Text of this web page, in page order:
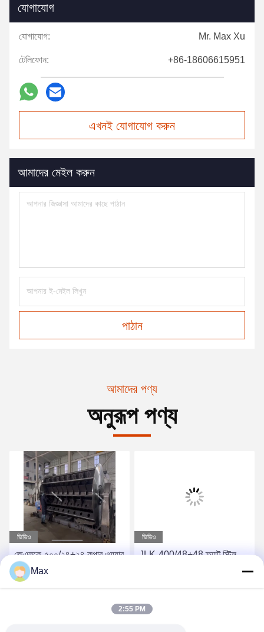
যোগাযোগ
যোগাযোগ: Mr. Max Xu
টেলিফোন: +86-18606615951
এখনই যোগাযোগ করুন
আমাদের মেইল করুন
পাঠান
আমাদের পণ্য
অনুরূপ পণ্য
ভিডিও
জেএলকে-৫০০/২৪+২৪ কপার ওয়্যার
স্ক্রিনিং মেশিন রাইড ফ্রেম টাইপ
পিএলসি
ভিডিও
JLK-400/48+48 ফ্ল্যাট স্টিল
Max
2:55 PM